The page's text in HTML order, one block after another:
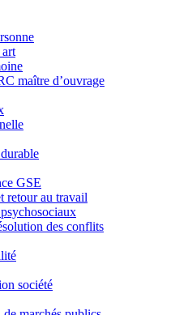
maître d’ouvrage
GSE
retour au travail
des conflits
société